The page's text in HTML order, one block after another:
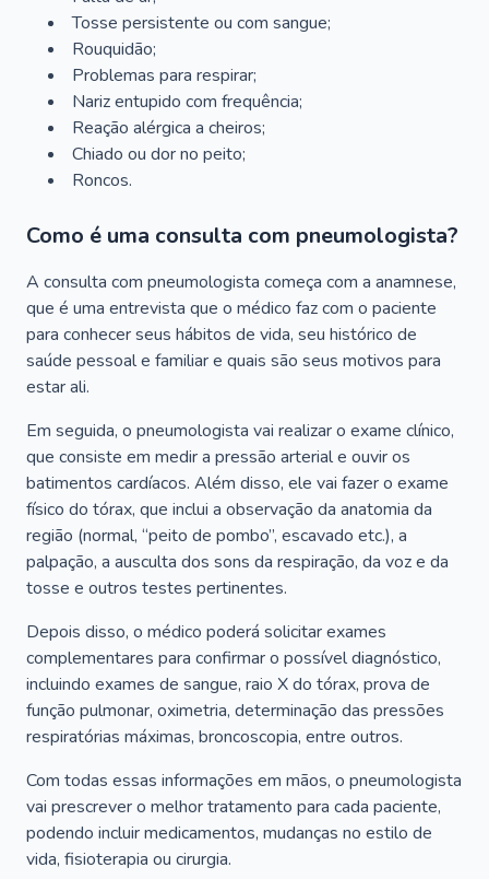
Tosse persistente ou com sangue;
Rouquidão;
Problemas para respirar;
Nariz entupido com frequência;
Reação alérgica a cheiros;
Chiado ou dor no peito;
Roncos.
Como é uma consulta com pneumologista?
A consulta com pneumologista começa com a anamnese,
que é uma entrevista que o médico faz com o paciente
para conhecer seus hábitos de vida, seu histórico de
saúde pessoal e familiar e quais são seus motivos para
estar ali.
Em seguida, o pneumologista vai realizar o exame clínico,
que consiste em medir a pressão arterial e ouvir os
batimentos cardíacos. Além disso, ele vai fazer o exame
físico do tórax, que inclui a observação da anatomia da
região (normal, “peito de pombo”, escavado etc.), a
palpação, a ausculta dos sons da respiração, da voz e da
tosse e outros testes pertinentes.
Depois disso, o médico poderá solicitar exames
complementares para confirmar o possível diagnóstico,
incluindo exames de sangue, raio X do tórax, prova de
função pulmonar, oximetria, determinação das pressões
respiratórias máximas, broncoscopia, entre outros.
Com todas essas informações em mãos, o pneumologista
vai prescrever o melhor tratamento para cada paciente,
podendo incluir medicamentos, mudanças no estilo de
vida, fisioterapia ou cirurgia.